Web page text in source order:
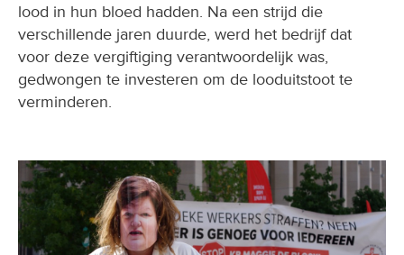
lood in hun bloed hadden. Na een strijd die
verschillende jaren duurde, werd het bedrijf dat
voor deze vergiftiging verantwoordelijk was,
gedwongen te investeren om de looduitstoot te
verminderen.